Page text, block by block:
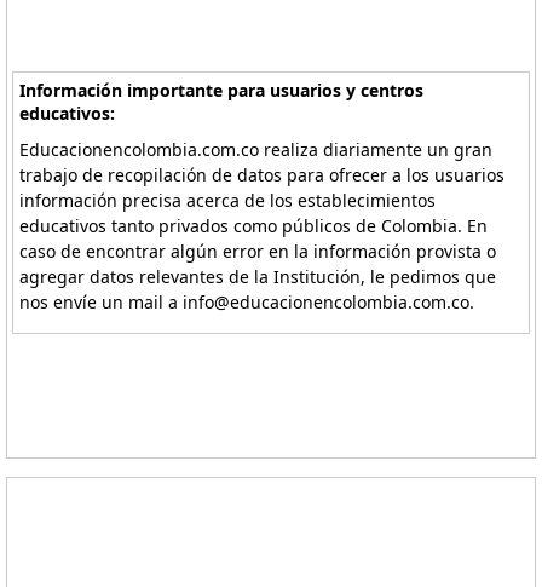
Información importante para usuarios y centros
educativos:
Educacionencolombia.com.co realiza diariamente un gran
trabajo de recopilación de datos para ofrecer a los usuarios
información precisa acerca de los establecimientos
educativos tanto privados como públicos de Colombia. En
caso de encontrar algún error en la información provista o
agregar datos relevantes de la Institución, le pedimos que
nos envíe un mail a info@educacionencolombia.com.co.